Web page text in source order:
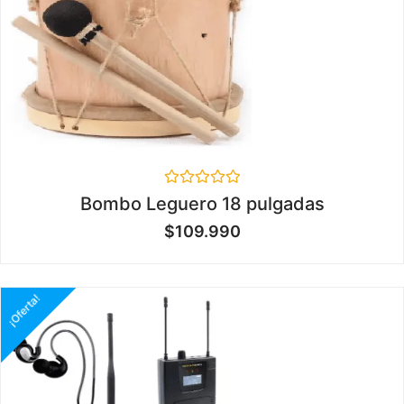
en
0
de
Bombo Leguero 18 pulgadas
$109.990
¡Oferta!